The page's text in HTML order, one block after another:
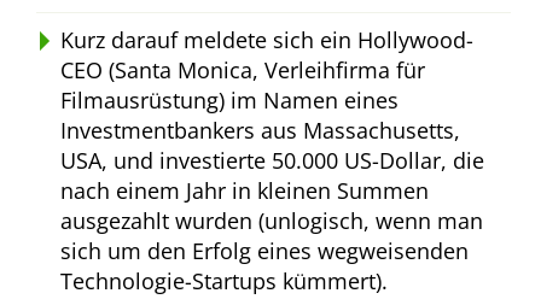
Kurz darauf meldete sich ein Hollywood-
CEO (Santa Monica, Verleihfirma für
Filmausrüstung) im Namen eines
Investmentbankers aus Massachusetts,
USA, und investierte 50.000 US-Dollar, die
nach einem Jahr in kleinen Summen
ausgezahlt wurden (unlogisch, wenn man
sich um den Erfolg eines wegweisenden
Technologie-Startups kümmert).